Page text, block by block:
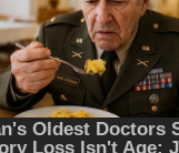
регистрации -